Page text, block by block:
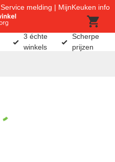
Service melding MijnKeuken info
3 échte
winkels
Scherpe
prijzen